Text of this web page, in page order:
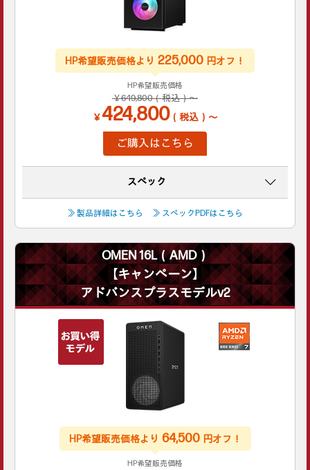
HP希望販売価格より 225,000 円オフ！
HP希望販売価格
￥649,800（税込）～
￥424,800（税込）～
ご購入はこちら
スペック
≫ 製品詳細はこちら ≫ スペックPDFはこちら
OMEN 16L（AMD）
【キャンペーン】
アドバンスプラスモデルv2
HP希望販売価格より 64,500 円オフ！
HP希望販売価格